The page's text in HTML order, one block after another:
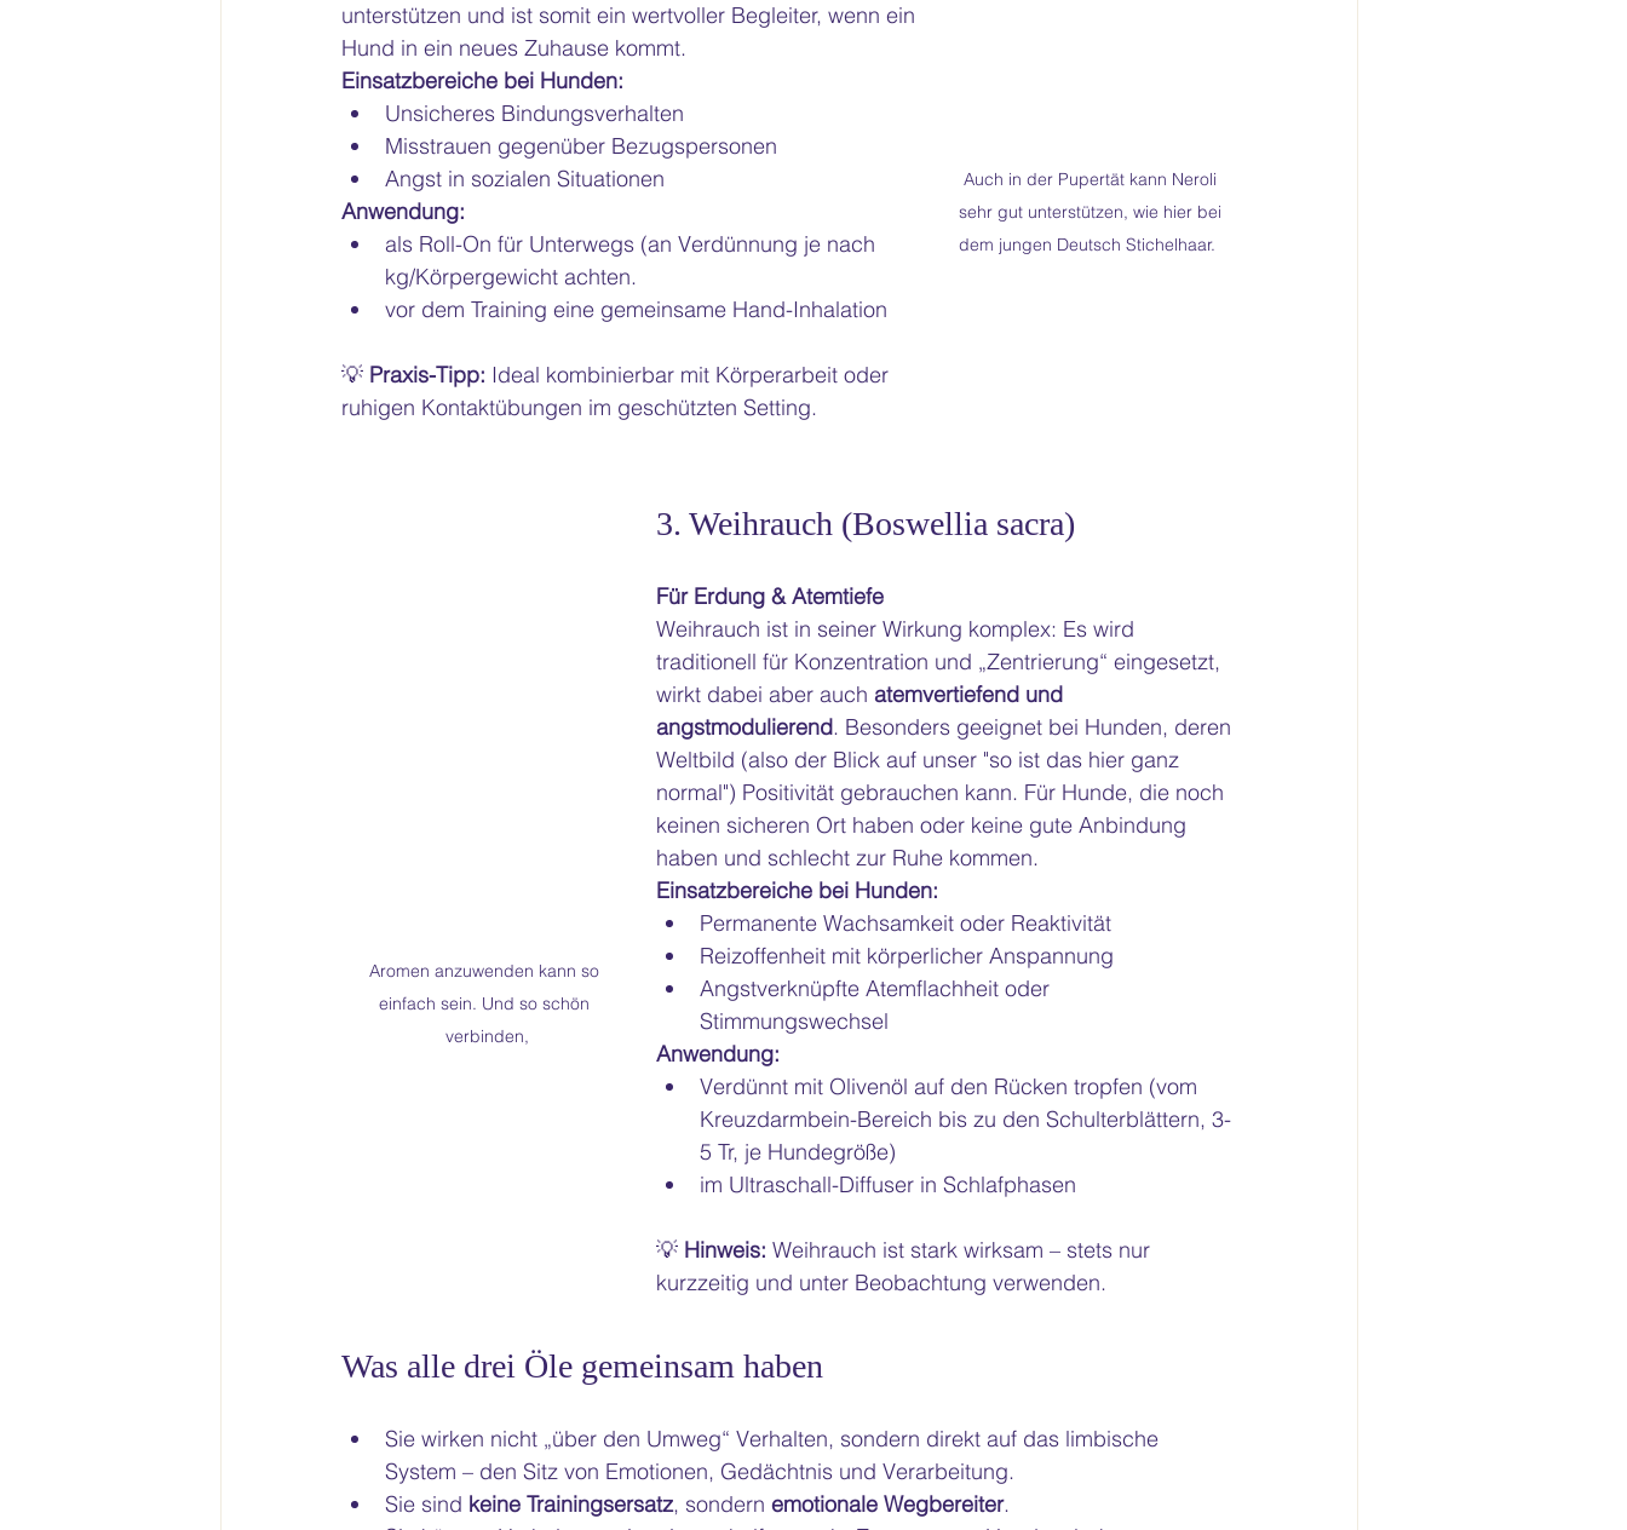
unterstützen und ist somit ein wertvoller Begleiter, wenn ein
Hund in ein neues Zuhause kommt.
Einsatzbereiche bei Hunden:
Unsicheres Bindungsverhalten
Misstrauen gegenüber Bezugspersonen
Angst in sozialen Situationen
Anwendung:
als Roll-On für Unterwegs (an Verdünnung je nach
kg/Körpergewicht achten.
vor dem Training eine gemeinsame Hand-Inhalation
💡 Praxis-Tipp: Ideal kombinierbar mit Körperarbeit oder
ruhigen Kontaktübungen im geschützten Setting.
Auch in der Pupertät kann Neroli
sehr gut unterstützen, wie hier bei
dem jungen Deutsch Stichelhaar.
Aromen anzuwenden kann so
einfach sein. Und so schön
verbinden,
3. Weihrauch (Boswellia sacra)
Für Erdung & Atemtiefe
Weihrauch ist in seiner Wirkung komplex: Es wird
traditionell für Konzentration und „Zentrierung“ eingesetzt,
wirkt dabei aber auch atemvertiefend und
angstmodulierend. Besonders geeignet bei Hunden, deren
Weltbild (also der Blick auf unser "so ist das hier ganz
normal") Positivität gebrauchen kann. Für Hunde, die noch
keinen sicheren Ort haben oder keine gute Anbindung
haben und schlecht zur Ruhe kommen.
Einsatzbereiche bei Hunden:
Permanente Wachsamkeit oder Reaktivität
Reizoffenheit mit körperlicher Anspannung
Angstverknüpfte Atemflachheit oder
Stimmungswechsel
Anwendung:
Verdünnt mit Olivenöl auf den Rücken tropfen (vom
Kreuzdarmbein-Bereich bis zu den Schulterblättern, 3-
5 Tr, je Hundegröße)
im Ultraschall-Diffuser in Schlafphasen
💡 Hinweis: Weihrauch ist stark wirksam – stets nur
kurzzeitig und unter Beobachtung verwenden.
Was alle drei Öle gemeinsam haben
Sie wirken nicht „über den Umweg“ Verhalten, sondern direkt auf das limbische
System – den Sitz von Emotionen, Gedächtnis und Verarbeitung.
Sie sind keine Trainingsersatz, sondern emotionale Wegbereiter.